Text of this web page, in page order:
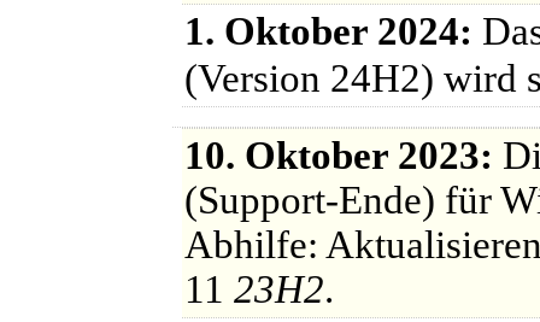
1. Oktober 2024:
(Version 24H2) wird
10. Oktober 2023:
(Support-Ende) für
Abhilfe:
11 23H2.